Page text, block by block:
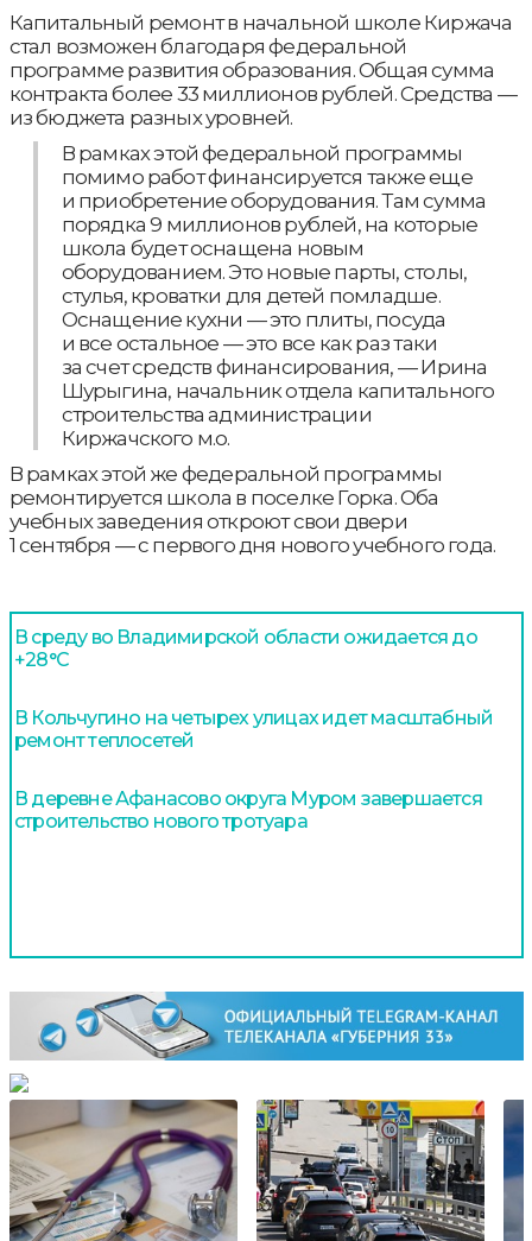
Капитальный ремонт в начальной школе Киржача
стал возможен благодаря федеральной
программе развития образования. Общая сумма
контракта более 33 миллионов рублей. Средства —
из бюджета разных уровней.
В рамках этой федеральной программы
помимо работ финансируется также еще
и приобретение оборудования. Там сумма
порядка 9 миллионов рублей, на которые
школа будет оснащена новым
оборудованием. Это новые парты, столы,
стулья, кроватки для детей помладше.
Оснащение кухни — это плиты, посуда
и все остальное — это все как раз таки
за счет средств финансирования, — Ирина
Шурыгина, начальник отдела капитального
строительства администрации
Киржачского м.о.
В рамках этой же федеральной программы
ремонтируется школа в поселке Горка. Оба
учебных заведения откроют свои двери
1 сентября — с первого дня нового учебного года.
В среду во Владимирской области ожидается до
+28°С
В Кольчугино на четырех улицах идет масштабный
ремонт теплосетей
В деревне Афанасово округа Муром завершается
строительство нового тротуара